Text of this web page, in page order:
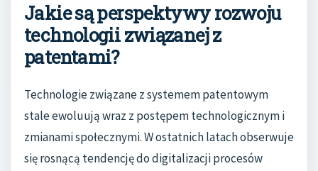
Jakie są perspektywy rozwoju
technologii związanej z
patentami?
Technologie związane z systemem patentowym
stale ewoluują wraz z postępem technologicznym i
zmianami społecznymi. W ostatnich latach obserwuje
się rosnącą tendencję do digitalizacji procesów